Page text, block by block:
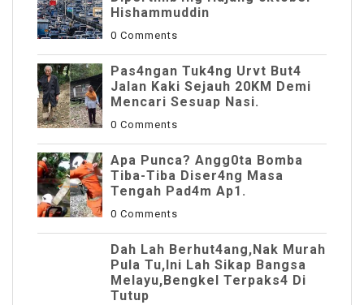
Hishammuddin
0 Comments
Pas4ngan Tuk4ng Urvt But4
JaIan Kaki Sejauh 20KM Demi
Mencari Sesuap Nasi.
0 Comments
Apa Punca? Angg0ta Bomba
Tiba-Tiba Diser4ng Masa
Tengah Pad4m Ap1.
0 Comments
Dah Lah Berhut4ang,Nak Murah
Pula Tu,Ini Lah Sikap Bangsa
Melayu,Bengkel Terpaks4 Di
Tutup